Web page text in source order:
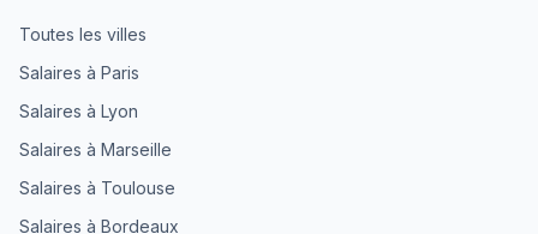
Toutes les villes
Salaires à Paris
Salaires à Lyon
Salaires à Marseille
Salaires à Toulouse
Salaires à Bordeaux